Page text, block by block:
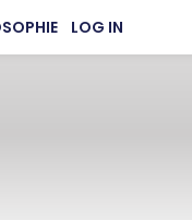
LOG IN